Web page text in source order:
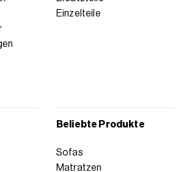
Einzelteile
Beliebte Produkte
Sofas
Matratzen